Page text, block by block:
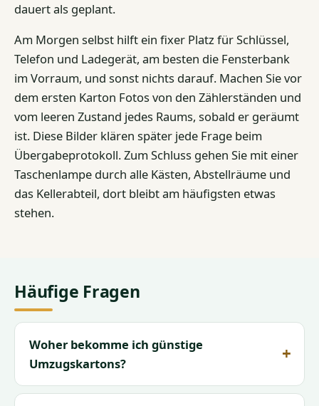
dauert als geplant.
Am Morgen selbst hilft ein fixer Platz für Schlüssel,
Telefon und Ladegerät, am besten die Fensterbank
im Vorraum, und sonst nichts darauf. Machen Sie vor
dem ersten Karton Fotos von den Zählerständen und
vom leeren Zustand jedes Raums, sobald er geräumt
ist. Diese Bilder klären später jede Frage beim
Übergabeprotokoll. Zum Schluss gehen Sie mit einer
Taschenlampe durch alle Kästen, Abstellräume und
das Kellerabteil, dort bleibt am häufigsten etwas
stehen.
Häufige Fragen
Woher bekomme ich günstige
Umzugskartons?